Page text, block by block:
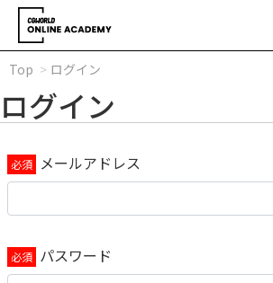
Top ログイン
ログイン
メールアドレス
パスワード